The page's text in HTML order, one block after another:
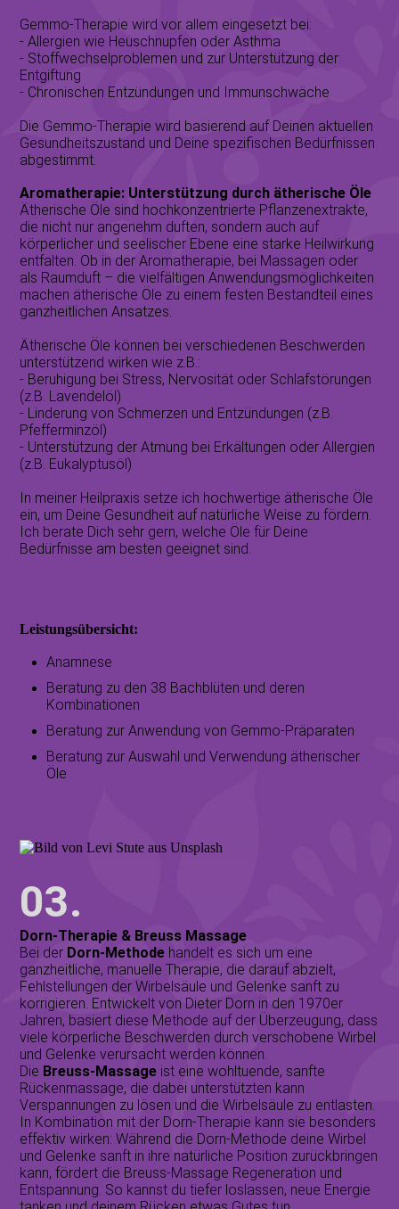
Gemmo-Therapie wird vor allem eingesetzt bei:
- Allergien wie Heuschnupfen oder Asthma
- Stoffwechselproblemen und zur Unterstützung der
Entgiftung
- Chronischen Entzündungen und Immunschwäche
Die Gemmo-Therapie wird basierend auf Deinen aktuellen
Gesundheitszustand und Deine spezifischen Bedürfnissen
abgestimmt.
Aromatherapie: Unterstützung durch ätherische Öle
Ätherische Öle sind hochkonzentrierte Pflanzenextrakte,
die nicht nur angenehm duften, sondern auch auf
körperlicher und seelischer Ebene eine starke Heilwirkung
entfalten. Ob in der Aromatherapie, bei Massagen oder
als Raumduft – die vielfältigen Anwendungsmöglichkeiten
machen ätherische Öle zu einem festen Bestandteil eines
ganzheitlichen Ansatzes.
Ätherische Öle können bei verschiedenen Beschwerden
unterstützend wirken wie z.B.:
- Beruhigung bei Stress, Nervosität oder Schlafstörungen
(z.B. Lavendelöl)
- Linderung von Schmerzen und Entzündungen (z.B.
Pfefferminzöl)
- Unterstützung der Atmung bei Erkältungen oder Allergien
(z.B. Eukalyptusöl)
In meiner Heilpraxis setze ich hochwertige ätherische Öle
ein, um Deine Gesundheit auf natürliche Weise zu fördern.
Ich berate Dich sehr gern, welche Öle für Deine
Bedürfnisse am besten geeignet sind.
Leistungsübersicht:
Anamnese
Beratung zu den 38 Bachblüten und deren
Kombinationen
Beratung zur Anwendung von Gemmo-Präparaten
Beratung zur Auswahl und Verwendung ätherischer
Öle
03.
Dorn-Therapie & Breuss Massage
Bei der Dorn-Methode handelt es sich um eine
ganzheitliche, manuelle Therapie, die darauf abzielt,
Fehlstellungen der Wirbelsäule und Gelenke sanft zu
korrigieren. Entwickelt von Dieter Dorn in den 1970er
Jahren, basiert diese Methode auf der Überzeugung, dass
viele körperliche Beschwerden durch verschobene Wirbel
und Gelenke verursacht werden können.
Die Breuss-Massage ist eine wohltuende, sanfte
Rückenmassage, die dabei unterstützten kann
Verspannungen zu lösen und die Wirbelsäule zu entlasten.
In Kombination mit der Dorn-Therapie kann sie besonders
effektiv wirken: Während die Dorn-Methode deine Wirbel
und Gelenke sanft in ihre natürliche Position zurückbringen
kann, fördert die Breuss-Massage Regeneration und
Entspannung. So kannst du tiefer loslassen, neue Energie